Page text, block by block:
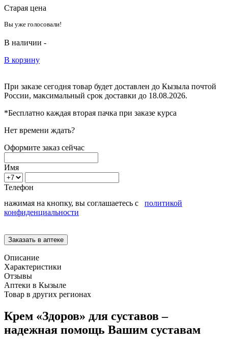
Старая цена
Вы уже голосовали!
В наличии -
В корзину
При заказе сегодня товар будет доставлен до Кызыла почтой
России, максимальный срок доставки до 18.08.2026.
*Бесплатно каждая вторая пачка при заказе курса
Нет времени ждать?
Оформите заказ сейчас
Имя
Телефон
нажимая на кнопку, вы соглашаетесь с политикой
конфиденциальности
Описание
Характеристики
Отзывы
Аптеки в Кызыле
Товар в других регионах
Крем «Здоров» для суставов –
надежная помощь Вашим суставам